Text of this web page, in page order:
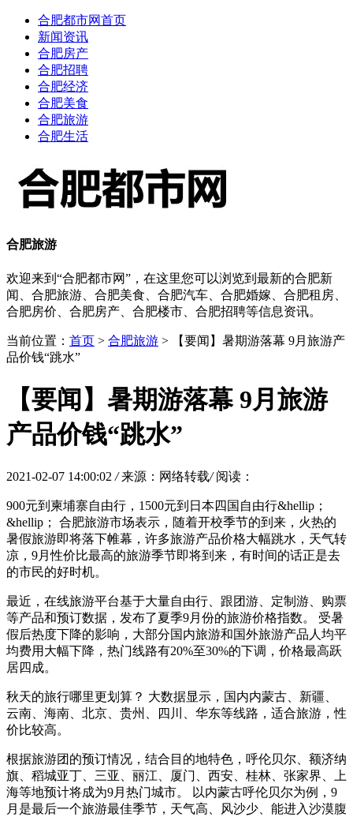
合肥都市网首页
新闻资讯
合肥房产
合肥招聘
合肥经济
合肥美食
合肥旅游
合肥生活
合肥旅游
欢迎来到“合肥都市网”，在这里您可以浏览到最新的合肥新
闻、合肥旅游、合肥美食、合肥汽车、合肥婚嫁、合肥租房、
合肥房价、合肥房产、合肥楼市、合肥招聘等信息资讯。
当前位置： 首页 > 合肥旅游 > 【要闻】暑期游落幕 9月旅游产
品价钱“跳水”
【要闻】暑期游落幕 9月旅游
产品价钱“跳水”
2021-02-07 14:00:02/ 来源：网络转载/ 阅读：
900元到柬埔寨自由行，1500元到日本四国自由行&hellip；
&hellip； 合肥旅游市场表示，随着开校季节的到来，火热的
暑假旅游即将落下帷幕，许多旅游产品价格大幅跳水，天气转
凉，9月性价比最高的旅游季节即将到来，有时间的话正是去
的市民的好时机。
最近，在线旅游平台基于大量自由行、跟团游、定制游、购票
等产品和预订数据，发布了夏季9月份的旅游价格指数。 受暑
假后热度下降的影响，大部分国内旅游和国外旅游产品人均平
均费用大幅下降，热门线路有20%至30%的下调，价格最高跃
居四成。
秋天的旅行哪里更划算？ 大数据显示，国内内蒙古、新疆、
云南、海南、北京、贵州、四川、华东等线路，适合旅游，性
价比较高。
根据旅游团的预订情况，结合目的地特色，呼伦贝尔、额济纳
旗、稻城亚丁、三亚、丽江、厦门、西安、桂林、张家界、上
海等地预计将成为9月热门城市。 以内蒙古呼伦贝尔为例，9
月是最后一个旅游最佳季节，天气高、风沙少、能进入沙漠腹